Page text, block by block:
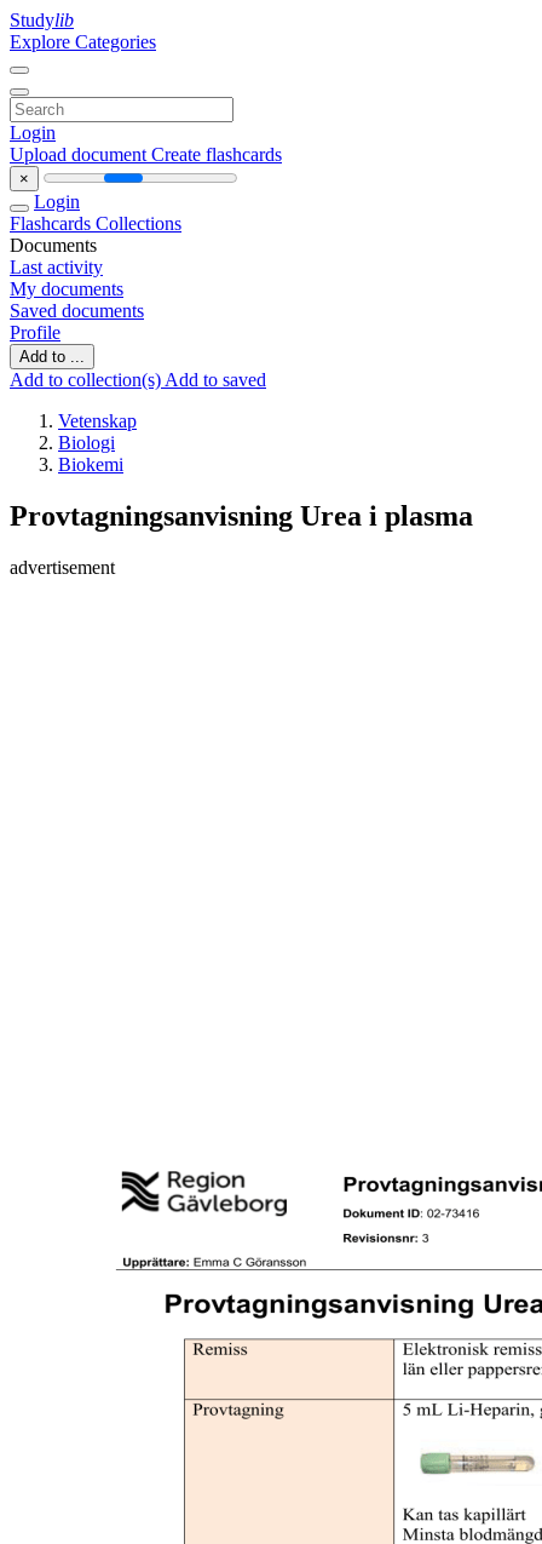
Studylib
Explore Categories
Login
Upload document Create flashcards
×
Login
Flashcards Collections
Documents
Last activity
My documents
Saved documents
Profile
Add to ...
Add to collection(s) Add to saved
Vetenskap
Biologi
Biokemi
Provtagningsanvisning Urea i plasma
advertisement